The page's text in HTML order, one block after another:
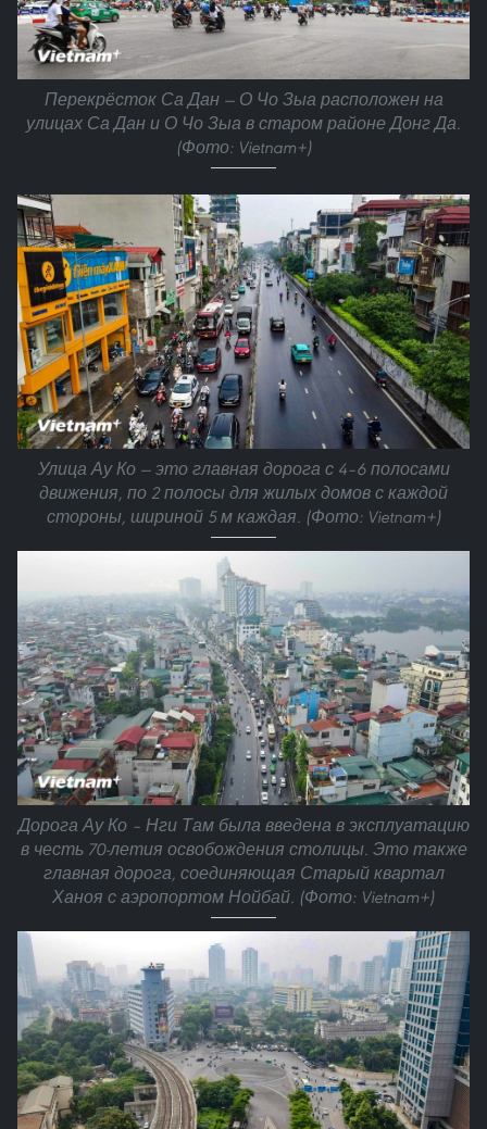
Перекрёсток Са Дан — О Чо Зыа расположен на
улицах Са Дан и О Чо Зыа в старом районе Донг Да.
(Фото: Vietnam+)
Улица Ау Ко — это главная дорога с 4–6 полосами
движения, по 2 полосы для жилых домов с каждой
стороны, шириной 5 м каждая. (Фото: Vietnam+)
Дорога Ау Ко – Нги Там была введена в эксплуатацию
в честь 70-летия освобождения столицы. Это также
главная дорога, соединяющая Старый квартал
Ханоя с аэропортом Нойбай. (Фото: Vietnam+)